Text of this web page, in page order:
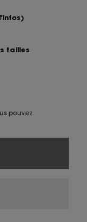
tailles
pouvez